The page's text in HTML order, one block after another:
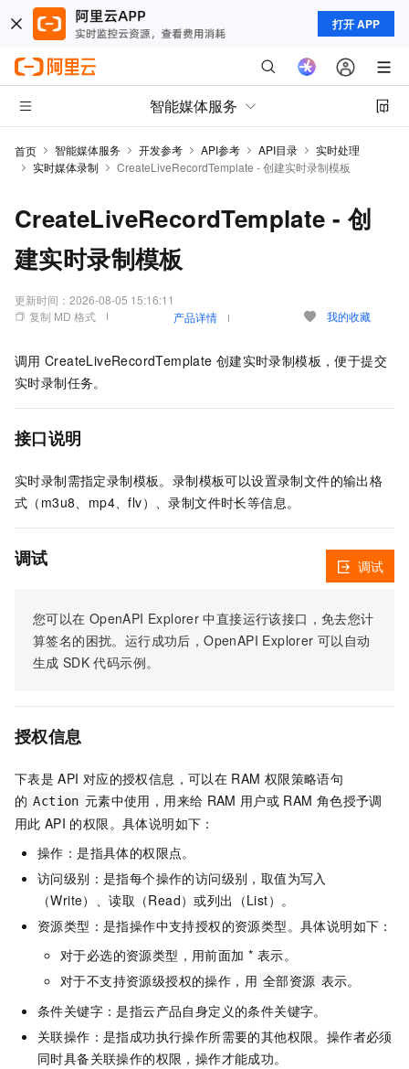
打开 APP
智能媒体服务
首页 智能媒体服务 开发参考 API参考 API目录
实时处理
实时媒体录制
CreateLiveRecordTemplate - 创建实时录制模板
CreateLiveRecordTemplate - 创
建实时录制模板
更新时间： 2026-08-05 15:16:11
复制 MD 格式
产品详情 我的收藏
调用 CreateLiveRecordTemplate 创建实时录制模板，便于提交
实时录制任务。
接口说明
实时录制需指定录制模板。录制模板可以设置录制文件的输出格
式（m3u8、mp4、flv）、录制文件时长等信息。
调试
您可以在 OpenAPI Explorer 中直接运行该接口，免去您计
算签名的困扰。运行成功后，OpenAPI Explorer 可以自动
生成 SDK 代码示例。
调试
授权信息
下表是 API 对应的授权信息，可以在 RAM 权限策略语句
的 Action 元素中使用，用来给 RAM 用户或 RAM 角色授予调
用此 API 的权限。具体说明如下：
操作：是指具体的权限点。
访问级别：是指每个操作的访问级别，取值为写入
（Write）、读取（Read）或列出（List）。
资源类型：是指操作中支持授权的资源类型。具体说明如下：
对于必选的资源类型，用前面加 * 表示。
对于不支持资源级授权的操作，用 全部资源 表示。
条件关键字：是指云产品自身定义的条件关键字。
关联操作：是指成功执行操作所需要的其他权限。操作者必须
同时具备关联操作的权限，操作才能成功。